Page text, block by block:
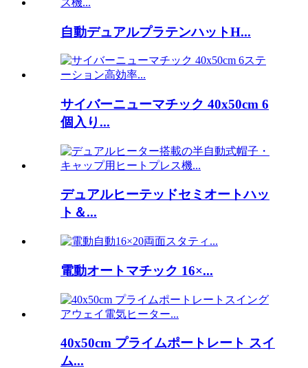
自動デュアルプラテンハットH...
サイバーニューマチック 40x50cm 6
個入り...
デュアルヒーテッドセミオートハッ
ト＆...
電動オートマチック 16×...
40x50cm プライムポートレート スイ
ム...